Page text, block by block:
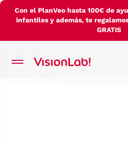
Con el PlanVeo hasta 100€ de
infantiles y además, te
GRATIS